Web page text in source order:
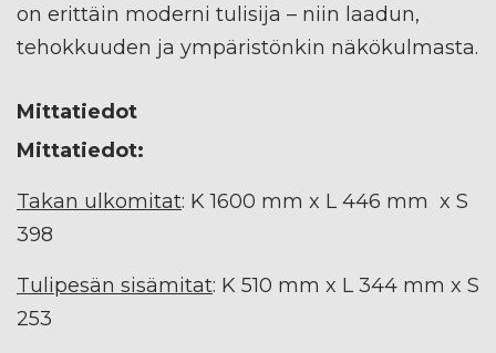
on erittäin moderni tulisija – niin laadun,
tehokkuuden ja ympäristönkin näkökulmasta.
Mittatiedot
Mittatiedot:
Takan ulkomitat: K 1600 mm x L 446 mm x S
398
Tulipesän sisämitat: K 510 mm x L 344 mm x S
253